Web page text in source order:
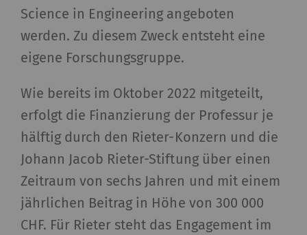
Science in Engineering angeboten
werden. Zu diesem Zweck entsteht eine
eigene Forschungsgruppe.
Wie bereits im Oktober 2022 mitgeteilt,
erfolgt die Finanzierung der Professur je
hälftig durch den Rieter-Konzern und die
Johann Jacob Rieter-Stiftung über einen
Zeitraum von sechs Jahren und mit einem
jährlichen Beitrag in Höhe von 300 000
CHF. Für Rieter steht das Engagement im